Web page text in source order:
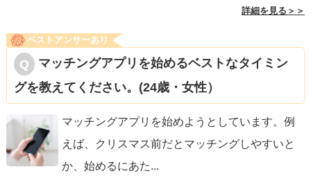
詳細を見る＞＞
ベストアンサーあり
マッチングアプリを始めるベストなタイミン
グを教えてください。(24歳・女性）
マッチングアプリを始めようとしています。例
えば、クリスマス前だとマッチングしやすいと
か、始めるにあた...